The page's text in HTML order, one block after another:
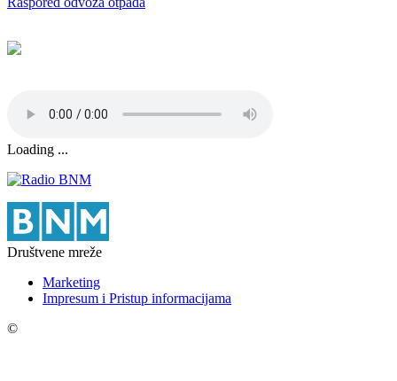
Loading ...
Društvene mreže
Marketing
Impresum i Pristup informacijama
©